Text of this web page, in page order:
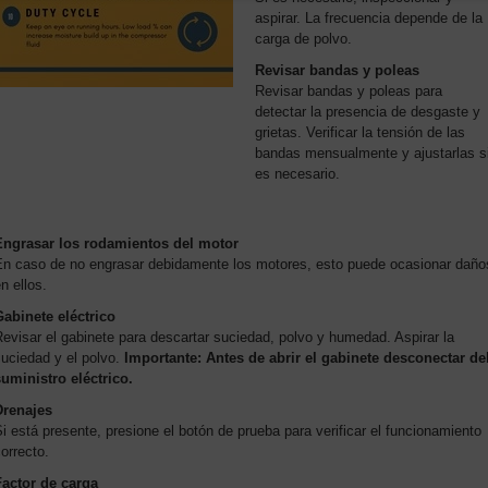
aspirar. La frecuencia depende de la
carga de polvo.
Revisar bandas y poleas
Revisar bandas y poleas para
detectar la presencia de desgaste y
grietas. Verificar la tensión de las
bandas mensualmente y ajustarlas si
es necesario.
los rodamientos del motor
caso de no engrasar debidamente los motores, esto puede ocasionar
ellos.
eléctrico
el gabinete para descartar suciedad, polvo y humedad. Aspirar la
y el polvo.
Importante: Antes de abrir el gabinete desconectar del
eléctrico.
está presente, presione el botón de prueba para verificar el funcionamiento
de carga